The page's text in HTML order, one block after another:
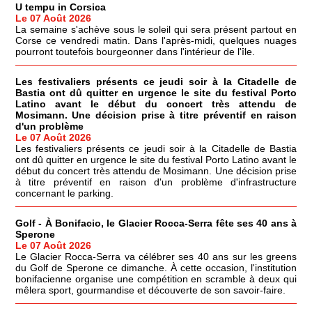
U tempu in Corsica
Le 07 Août 2026
La semaine s'achève sous le soleil qui sera présent partout en
Corse ce vendredi matin. Dans l'après-midi, quelques nuages
pourront toutefois bourgeonner dans l'intérieur de l'île.
Les festivaliers présents ce jeudi soir à la Citadelle de
Bastia ont dû quitter en urgence le site du festival Porto
Latino avant le début du concert très attendu de
Mosimann. Une décision prise à titre préventif en raison
d'un problème
Le 07 Août 2026
Les festivaliers présents ce jeudi soir à la Citadelle de Bastia
ont dû quitter en urgence le site du festival Porto Latino avant le
début du concert très attendu de Mosimann. Une décision prise
à titre préventif en raison d'un problème d'infrastructure
concernant le parking.
Golf - À Bonifacio, le Glacier Rocca-Serra fête ses 40 ans à
Sperone
Le 07 Août 2026
Le Glacier Rocca-Serra va célébrer ses 40 ans sur les greens
du Golf de Sperone ce dimanche. À cette occasion, l'institution
bonifacienne organise une compétition en scramble à deux qui
mêlera sport, gourmandise et découverte de son savoir-faire.